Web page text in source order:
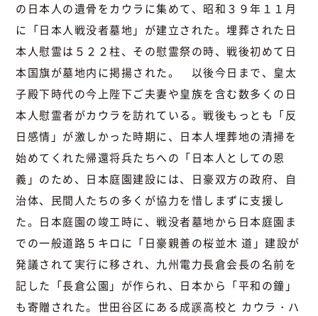
の日本人の遺骨をカウラに集めて、昭和３９年１１月
に「日本人戦没者墓地」が建立された。埋葬された日
本人慰霊は５２２柱、その慰霊祭の時、戦後初めて日
本国旗が墓地内に掲揚された。 以後今日まで、皇太
子殿下時代の今上陛下ご夫妻や皇族を含む数多くの日
本人慰霊者がカウラを訪れている。戦後もっとも「反
日感情」が激しかった時期に、日本人埋葬地の清掃を
始めてくれた帰還将兵たちへの「日本人としての恩
義」のため、日本庭園建設には、日豪双方の政府、自
治体、民間人たちの多くが協力を惜しまずに支援し
た。日本庭園の竣工時に、戦没者墓地から日本庭園ま
での一般道路５キロに「日豪親善の桜並木 道」建設が
発議されて実行に移され、九州電力長倉会長の名前を
記した「長倉公園」が作られ、日本から「平和の鐘」
も寄贈された。世田谷区にある成蹊高校と カウラ・ハ